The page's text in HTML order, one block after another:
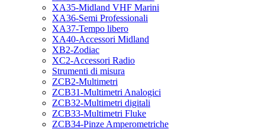
XA35-Midland VHF Marini
XA36-Semi Professionali
XA37-Tempo libero
XA40-Accessori Midland
XB2-Zodiac
XC2-Accessori Radio
Strumenti di misura
ZCB2-Multimetri
ZCB31-Multimetri Analogici
ZCB32-Multimetri digitali
ZCB33-Multimetri Fluke
ZCB34-Pinze Amperometriche